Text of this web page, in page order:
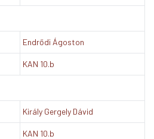
Endrődi Ágoston
KAN 10.b
Király Gergely Dávid
KAN 10.b